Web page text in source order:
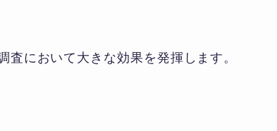
において大きな効果を発揮します。